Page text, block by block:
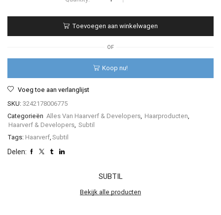
Color
-
Crème
-
Toevoegen aan winkelwagen
OF
Koop nu!
Voeg toe aan verlanglijst
SKU: 3242178006775
Categorieën Alles Van Haarverf & Developers Haarproducten
Haarverf & Developers Subtil
Tags: Haarverf Subtil
Delen:
SUBTIL
Bekijk alle producten